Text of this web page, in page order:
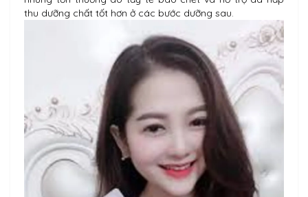
thu dưỡng chất tốt hơn ở các bước dưỡng sau.